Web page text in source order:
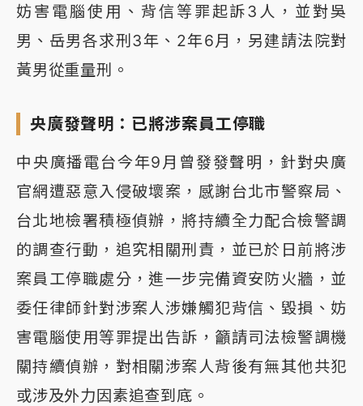
妨害電腦使用、背信等罪起訴3人，並對吳
男、岳男各求刑3年、2年6月，另建請法院對
黃男從重量刑。
央廣發聲明：已將涉案員工停職
中央廣播電台今年9月曾發發聲明，針對央廣
官網遭惡意入侵破壞案，感謝台北市警察局、
台北地檢署積極偵辦，將持續全力配合檢警調
的調查行動，追究相關刑責，並已於日前將涉
案員工停職處分，進一步完備資安防火牆，並
委任律師針對涉案人涉嫌觸犯背信、毀損、妨
害電腦使用等罪提出告訴，籲請司法檢警調機
關持續偵辦，對相關涉案人背後有無其他共犯
或涉及外力因素追查到底。